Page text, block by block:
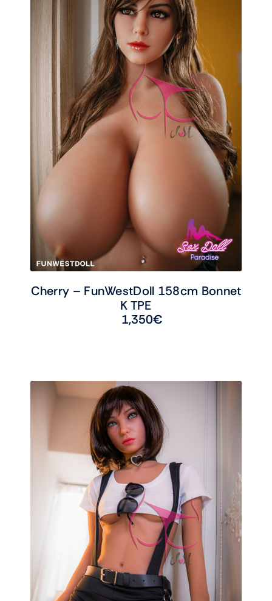
Cherry – FunWestDoll 158cm Bonnet
K TPE
1,350€